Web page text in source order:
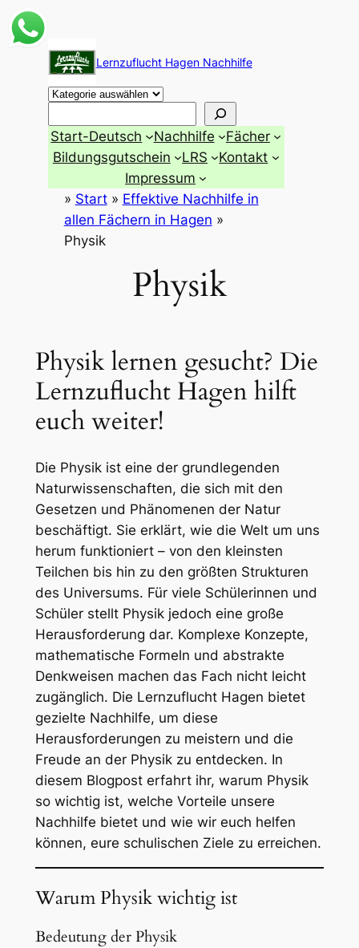
Zum
springen
Lernzuflucht Hagen Nachhilfe
Start-Deutsch Nachhilfe
Fächer
Bildungsgutschein
LRS
Kontakt
Impressum
» Start» Effektive Nachhilfe in
allen Fächern in Hagen »
Physik
Physik
Physik lernen gesucht? Die
Lernzuflucht Hagen hilft
euch weiter!
Die Physik ist eine der grundlegenden
Naturwissenschaften, die sich mit den
Gesetzen und Phänomenen der Natur
beschäftigt. Sie erklärt, wie die Welt um uns
herum funktioniert – von den kleinsten
Teilchen bis hin zu den größten Strukturen
des Universums. Für viele Schülerinnen und
Schüler stellt Physik jedoch eine große
Herausforderung dar. Komplexe Konzepte,
mathematische Formeln und abstrakte
Denkweisen machen das Fach nicht leicht
zugänglich. Die Lernzuflucht Hagen bietet
gezielte Nachhilfe, um diese
Herausforderungen zu meistern und die
Freude an der Physik zu entdecken. In
diesem Blogpost erfahrt ihr, warum Physik
so wichtig ist, welche Vorteile unsere
Nachhilfe bietet und wie wir euch helfen
können, eure schulischen Ziele zu erreichen.
Warum Physik wichtig ist
Bedeutung der Physik